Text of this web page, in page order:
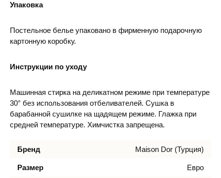
Упаковка
Постельное белье упаковано в фирменную подарочную
картонную коробку.
Инструкции по уходу
Машинная стирка на деликатном режиме при температуре
30° без использования отбеливателей. Сушка в
барабанной сушилке на щадящем режиме. Глажка при
средней температуре. Химчистка запрещена.
Бренд Maison Dor (Турция)
Размер Евро